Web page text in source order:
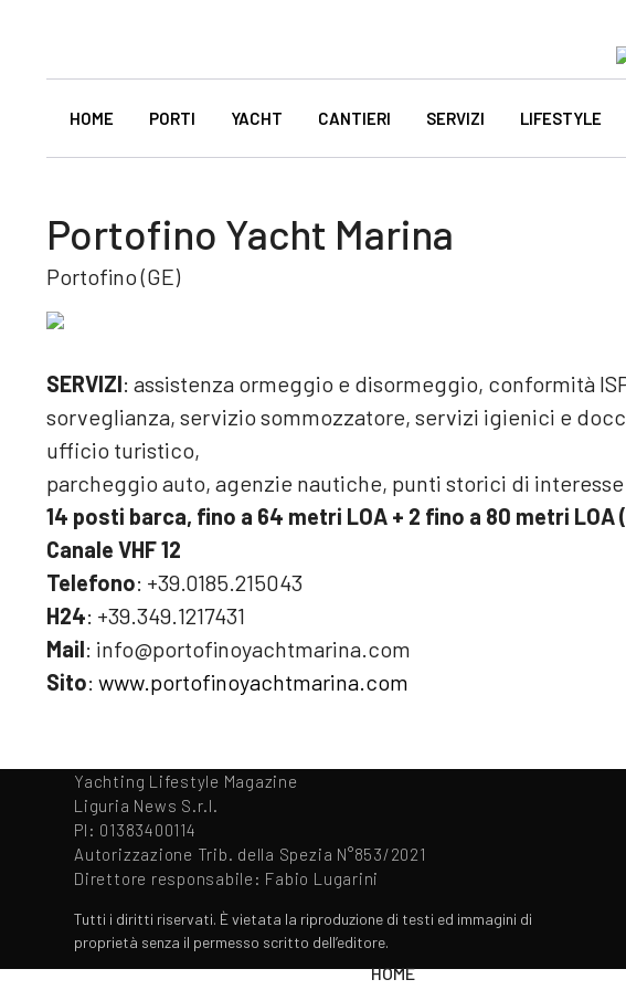
HOME PORTI YACHT CANTIERI SERVIZI LIFESTYLE
Portofino Yacht Marina
Portofino (GE)
SERVIZI: assistenza ormeggio e disormeggio, conformità
sorveglianza, servizio sommozzatore, servizi igienici e
ufficio turistico,
parcheggio auto, agenzie nautiche, punti storici di
14 posti barca, fino a 64 metri LOA + 2 fino a 80 metri LOA
Canale VHF 12
Telefono: +39.0185.215043
H24: +39.349.1217431
Mail: info@portofinoyachtmarina.com
Sito: www.portofinoyachtmarina.com
Yachting Lifestyle Magazine
Liguria News S.r.l.
PI: 01383400114
Autorizzazione Trib. della Spezia N°853/2021
Direttore responsabile: Fabio Lugarini
Tutti i diritti riservati. È vietata la riproduzione di testi ed immagini di
proprietà senza il permesso scritto dell’editore.
HOME